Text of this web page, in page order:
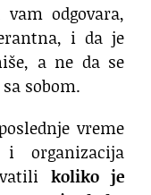
odgovara,
i da je
a ne da se
sobom.
vreme
organizacija
koliko je